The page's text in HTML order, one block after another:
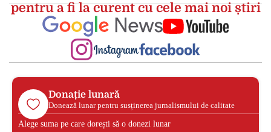
pentru a fi la curent cu cele mai noi știri
Donație lunară
Donează lunar pentru susținerea jurnalismului de calitate
Alege suma pe care dorești să o donezi lunar